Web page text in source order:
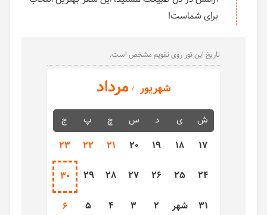
برای شماست!
تاریخ این تور روی تقویم مشخص است.
شهریور مرداد
ش ی د س چ پ
ج
17
18
19
20
21
22
23
24
25
26
27
28
29
30
31
شهر 2
3
4
5
6